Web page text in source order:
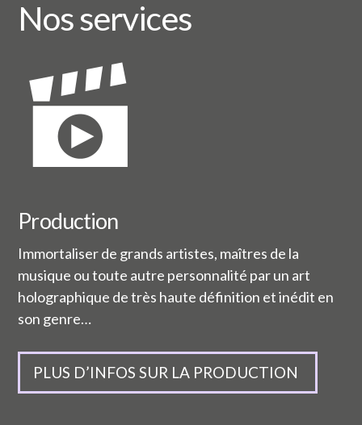
Nos services
Production
Immortaliser de grands artistes, maîtres de la
musique ou toute autre personnalité par un art
holographique de très haute définition et inédit en
son genre…
PLUS D’INFOS SUR LA PRODUCTION